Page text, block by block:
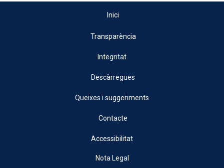
Inici
Transparència
Integritat
Descàrregues
Queixes i suggeriments
Contacte
Accessibilitat
Nota Legal